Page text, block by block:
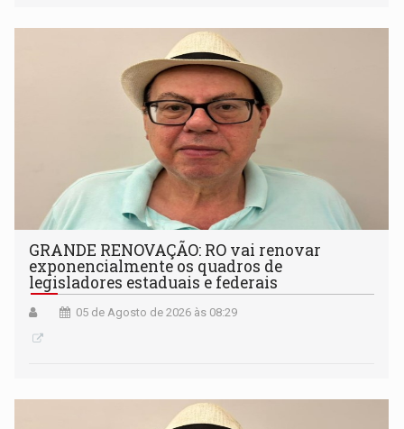
GRANDE RENOVAÇÃO: RO vai renovar
exponencialmente os quadros de
legisladores estaduais e federais
05 de Agosto de 2026 às 08:29